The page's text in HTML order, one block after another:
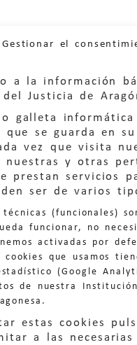
Gestionar el
o a la información
Justicia de
o galleta
que se guarda en
vez que visita
nuestras y otras
prestan servicios
ser de varios
técnicas (funcionales)
funcionar, no
activadas por
que usamos
(Google
de nuestra
estas cookies
a las
general:
900 210 210